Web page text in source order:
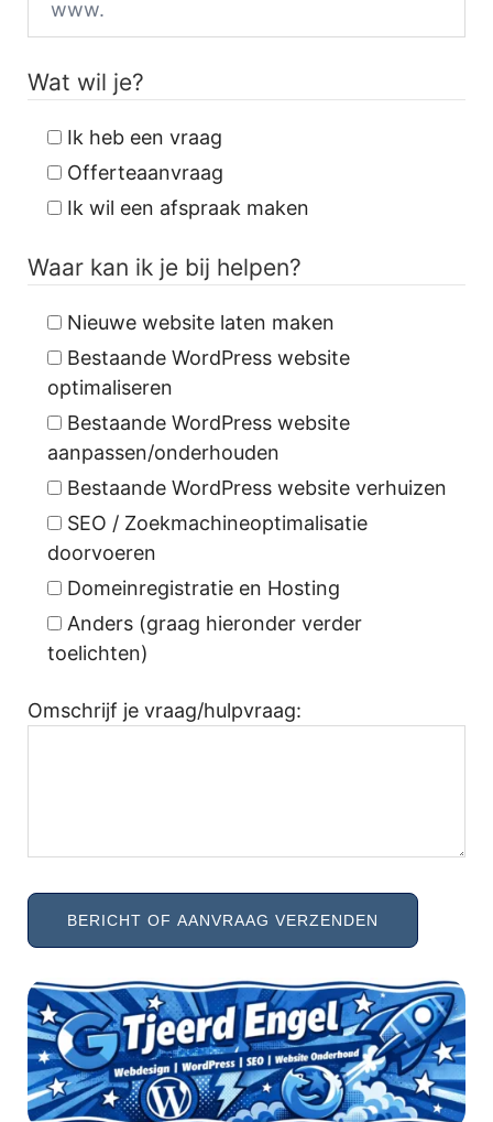
Wat wil je?
Ik heb een vraag
Offerteaanvraag
Ik wil een afspraak maken
Waar kan ik je bij helpen?
Nieuwe website laten maken
Bestaande WordPress website
optimaliseren
Bestaande WordPress website
aanpassen/onderhouden
Bestaande WordPress website verhuizen
SEO / Zoekmachineoptimalisatie
doorvoeren
Domeinregistratie en Hosting
Anders (graag hieronder verder
toelichten)
Omschrijf je vraag/hulpvraag: